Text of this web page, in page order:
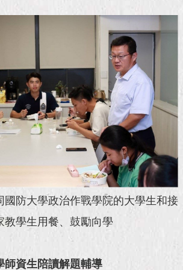
防大學政治作戰學院的大學生和接
教學生用餐、鼓勵向學
師資生陪讀解題輔導